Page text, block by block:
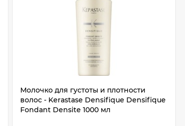
Молочко для густоты и плотности
волос - Kerastase Densifique Densifique
Fondant Densite 1000 мл